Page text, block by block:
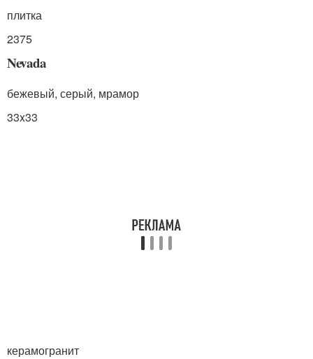
плитка
2375
Nevada
бежевый, серый, мрамор
33x33
керамогранит